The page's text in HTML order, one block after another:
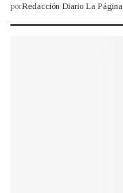
porRedacción Diario La Página